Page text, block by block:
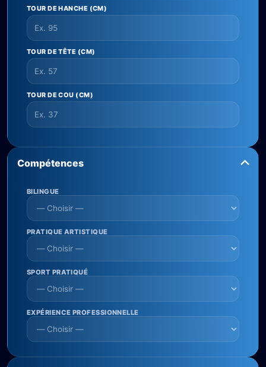
TOUR DE HANCHE (CM)
TOUR DE TÊTE (CM)
TOUR DE COU (CM)
Compétences
BILINGUE
PRATIQUE ARTISTIQUE
SPORT PRATIQUÉ
EXPÉRIENCE PROFESSIONNELLE